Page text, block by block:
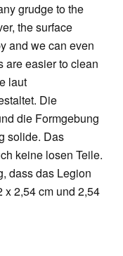
grudge to the
the surface
and we can even
are easier to clean
laut
Die
die Formgebung
solide. Das
keine losen Teile.
dass das Legion
x 2,54 cm und 2,54